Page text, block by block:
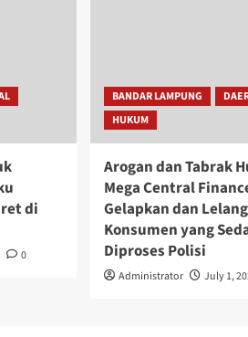
di
0
BANDAR LAMPUNG
HUKUM
Arogan dan Tabrak
Mega Central
Gelapkan dan
Konsumen yang
Diproses Polisi
Administrator July 1,